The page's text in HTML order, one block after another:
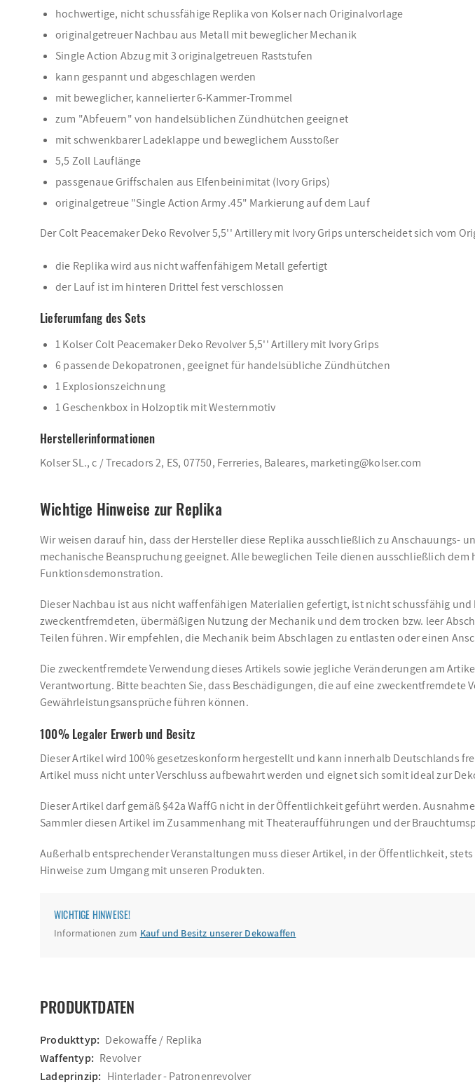
hochwertige, nicht schussfähige Replika von Kolser nach Originalvorlage
originalgetreuer Nachbau aus Metall mit beweglicher Mechanik
Single Action Abzug mit 3 originalgetreuen Raststufen
kann gespannt und abgeschlagen werden
mit beweglicher, kannelierter 6-Kammer-Trommel
zum "Abfeuern" von handelsüblichen Zündhütchen geeignet
mit schwenkbarer Ladeklappe und beweglichem Ausstoßer
5,5 Zoll Lauflänge
passgenaue Griffschalen aus Elfenbeinimitat (Ivory Grips)
originalgetreue "Single Action Army .45" Markierung auf dem Lauf
Der Colt Peacemaker Deko Revolver 5,5'' Artillery mit Ivory Grips unterscheidet sich vom
die Replika wird aus nicht waffenfähigem Metall gefertigt
der Lauf ist im hinteren Drittel fest verschlossen
Lieferumfang des Sets
1 Kolser Colt Peacemaker Deko Revolver 5,5'' Artillery mit Ivory Grips
6 passende Dekopatronen, geeignet für handelsübliche Zündhütchen
1 Explosionszeichnung
1 Geschenkbox in Holzoptik mit Westernmotiv
Herstellerinformationen
Kolser SL., c / Trecadors 2, ES, 07750, Ferreries, Baleares, marketing@kolser.com
Wichtige Hinweise zur Replika
Wir weisen darauf hin, dass der Hersteller diese Replika ausschließlich zu Anschauungs-
mechanische Beanspruchung geeignet. Alle beweglichen Teile dienen ausschließlich
Funktionsdemonstration.
Dieser Nachbau ist aus nicht waffenfähigen Materialien gefertigt, ist nicht schussfähig
zweckentfremdeten, übermäßigen Nutzung der Mechanik und dem trocken bzw. leer
Teilen führen. Wir empfehlen, die Mechanik beim Abschlagen zu entlasten oder einen
Die zweckentfremdete Verwendung dieses Artikels sowie jegliche Veränderungen am
Verantwortung. Bitte beachten Sie, dass Beschädigungen, die auf eine
Gewährleistungsansprüche führen können.
100% Legaler Erwerb und Besitz
Dieser Artikel wird 100% gesetzeskonform hergestellt und kann innerhalb Deutschlands
Artikel muss nicht unter Verschluss aufbewahrt werden und eignet sich somit ideal zur
Dieser Artikel darf gemäß §42a WaffG nicht in der Öffentlichkeit geführt werden.
Sammler diesen Artikel im Zusammenhang mit Theateraufführungen und der
Außerhalb entsprechender Veranstaltungen muss dieser Artikel, in der Öffentlichkeit,
Hinweise zum Umgang mit unseren Produkten.
WICHTIGE HINWEISE!
Informationen zum Kauf und Besitz unserer Dekowaffen
PRODUKTDATEN
Produkttyp: Dekowaffe / Replika
Waffentyp: Revolver
Ladeprinzip: Hinterlader - Patronenrevolver